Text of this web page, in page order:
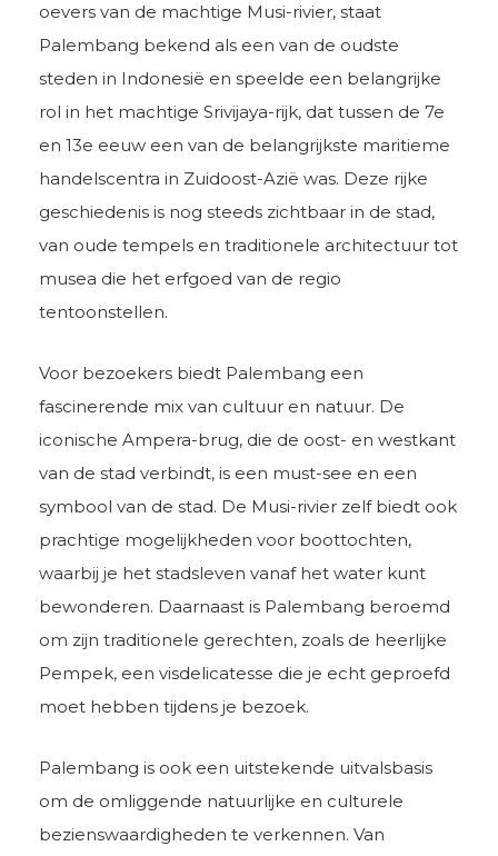
oevers van de machtige Musi-rivier, staat
Palembang bekend als een van de oudste
steden in Indonesië en speelde een belangrijke
rol in het machtige Srivijaya-rijk, dat tussen de 7e
en 13e eeuw een van de belangrijkste maritieme
handelscentra in Zuidoost-Azië was. Deze rijke
geschiedenis is nog steeds zichtbaar in de stad,
van oude tempels en traditionele architectuur tot
musea die het erfgoed van de regio
tentoonstellen.
Voor bezoekers biedt Palembang een
fascinerende mix van cultuur en natuur. De
iconische Ampera-brug, die de oost- en westkant
van de stad verbindt, is een must-see en een
symbool van de stad. De Musi-rivier zelf biedt ook
prachtige mogelijkheden voor boottochten,
waarbij je het stadsleven vanaf het water kunt
bewonderen. Daarnaast is Palembang beroemd
om zijn traditionele gerechten, zoals de heerlijke
Pempek, een visdelicatesse die je echt geproefd
moet hebben tijdens je bezoek.
Palembang is ook een uitstekende uitvalsbasis
om de omliggende natuurlijke en culturele
bezienswaardigheden te verkennen. Van